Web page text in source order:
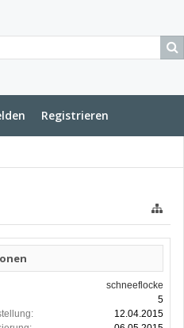
Registrieren
schneeflocke
5
12.04.2015